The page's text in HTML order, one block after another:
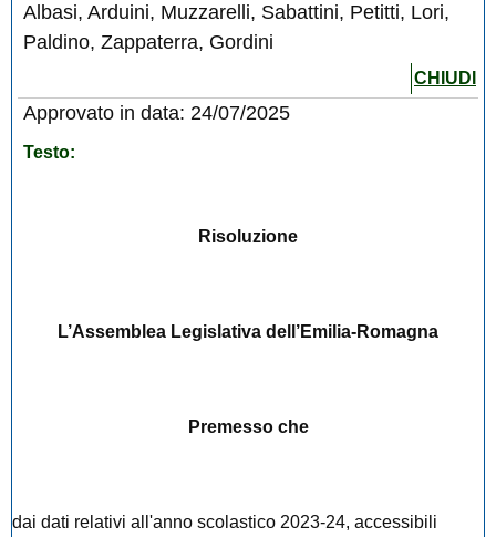
Albasi, Arduini, Muzzarelli, Sabattini, Petitti, Lori,
Paldino, Zappaterra, Gordini
CHIUDI
Approvato in data: 24/07/2025
Testo:
Risoluzione
L’Assemblea Legislativa dell’Emilia-Romagna
Premesso che
dai dati relativi all'anno scolastico 2023-24, accessibili